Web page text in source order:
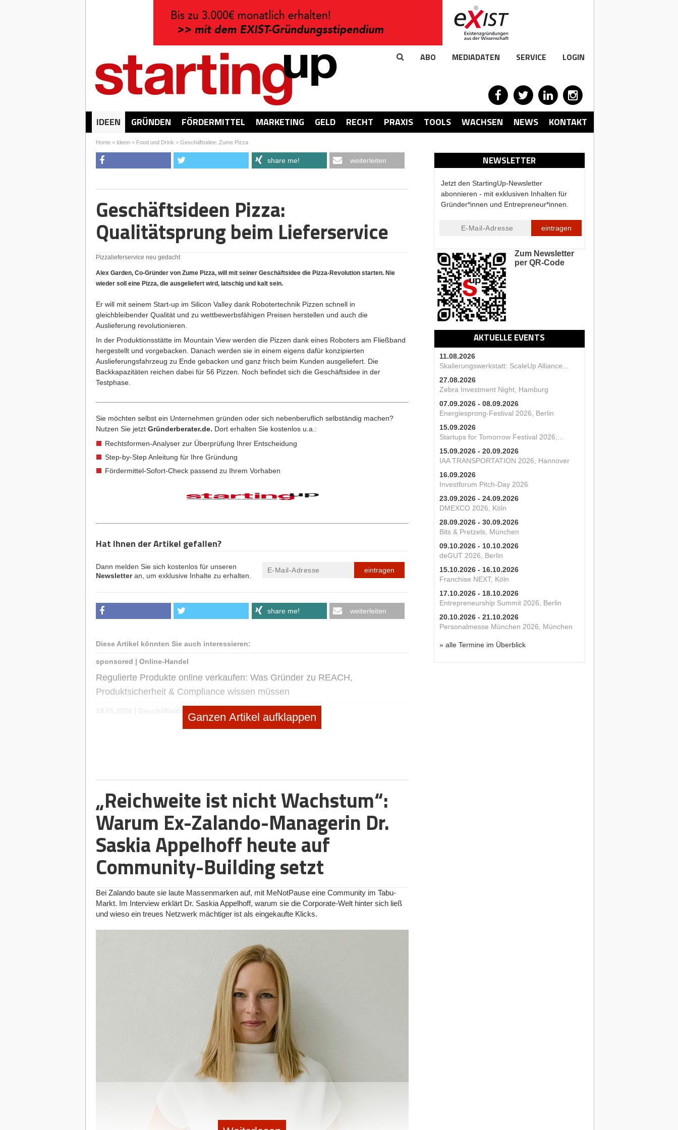
ABO MEDIADATEN SERVICE LOGIN
IDEEN GRÜNDEN FÖRDERMITTEL MARKETING GELD RECHT PRAXIS TOOLS WACHSEN NEWS KONTAKT
Home> Ideen> Food und Drink > Geschäftsidee: Zume Pizza
NEWSLETTER
Jetzt den StartingUp-Newsletter
abonnieren - mit exklusiven Inhalten für
Gründer*innen und Entrepreneur*innen.
eintragen
Zum Newsletter
per QR-Code
AKTUELLE EVENTS
11.08.2026
Skalierungswerkstatt: ScaleUp Alliance...
27.08.2026
Zebra Investment Night, Hamburg
07.09.2026 - 08.09.2026
Energiesprong-Festival 2026, Berlin
15.09.2026
Startups for Tomorrow Festival 2026,...
15.09.2026 - 20.09.2026
IAA TRANSPORTATION 2026, Hannover
16.09.2026
Investforum Pitch-Day 2026
23.09.2026 - 24.09.2026
DMEXCO 2026, Köln
28.09.2026 - 30.09.2026
Bits & Pretzels, München
09.10.2026 - 10.10.2026
deGUT 2026, Berlin
15.10.2026 - 16.10.2026
Franchise NEXT, Köln
17.10.2026 - 18.10.2026
Entrepreneurship Summit 2026, Berlin
20.10.2026 - 21.10.2026
Personalmesse München 2026, München
» alle Termine im Überblick
share me! weiterleiten
Geschäftsideen Pizza:
Qualitätsprung beim Lieferservice
Pizzalieferservice neu gedacht
Alex Garden, Co-Gründer von Zume Pizza, will mit seiner Geschäftsidee die Pizza-Revolution starten. Nie
wieder soll eine Pizza, die ausgeliefert wird, latschig und kalt sein.
Er will mit seinem Start-up im Silicon Valley dank Robotertechnik Pizzen schnell in
gleichbleibender Qualität und zu wettbewerbsfähigen Preisen herstellen und auch die
Auslieferung revolutionieren.
In der Produktionsstätte im Mountain View werden die Pizzen dank eines Roboters am Fließband
hergestellt und vorgebacken. Danach werden sie in einem eigens dafür konzipierten
Auslieferungsfahrzeug zu Ende gebacken und ganz frisch beim Kunden ausgeliefert. Die
Backkapazitäten reichen dabei für 56 Pizzen. Noch befindet sich die Geschäftsidee in der
Testphase.
Sie möchten selbst ein Unternehmen gründen oder sich nebenberuflich selbständig machen?
Nutzen Sie jetzt Gründerberater.de. Dort erhalten Sie kostenlos u.a.:
Rechtsformen-Analyser zur Überprüfung Ihrer Entscheidung
Step-by-Step Anleitung für Ihre Gründung
Fördermittel-Sofort-Check passend zu Ihrem Vorhaben
Hat Ihnen der Artikel gefallen?
Dann melden Sie sich kostenlos für unseren
Newsletteran, um exklusive Inhalte zu erhalten.
eintragen
share me! weiterleiten
Diese Artikel könnten Sie auch interessieren:
sponsored | Online-Handel
Regulierte Produkte online verkaufen: Was Gründer zu REACH,
Produktsicherheit & Compliance wissen müssen
SPEIKI: das Spucktuch zum Anziehen
Digitaler Vorreiter: Wie Bootsschule1 die Sportboot-Ausbildung umkrempelt
Ganzen Artikel aufklappen
„Reichweite ist nicht Wachstum“:
Warum Ex-Zalando-Managerin Dr.
Saskia Appelhoff heute auf
Community-Building setzt
Bei Zalando baute sie laute Massenmarken auf, mit MeNotPause eine Community im Tabu-
Markt. Im Interview erklärt Dr. Saskia Appelhoff, warum sie die Corporate-Welt hinter sich ließ
und wieso ein treues Netzwerk mächtiger ist als eingekaufte Klicks.